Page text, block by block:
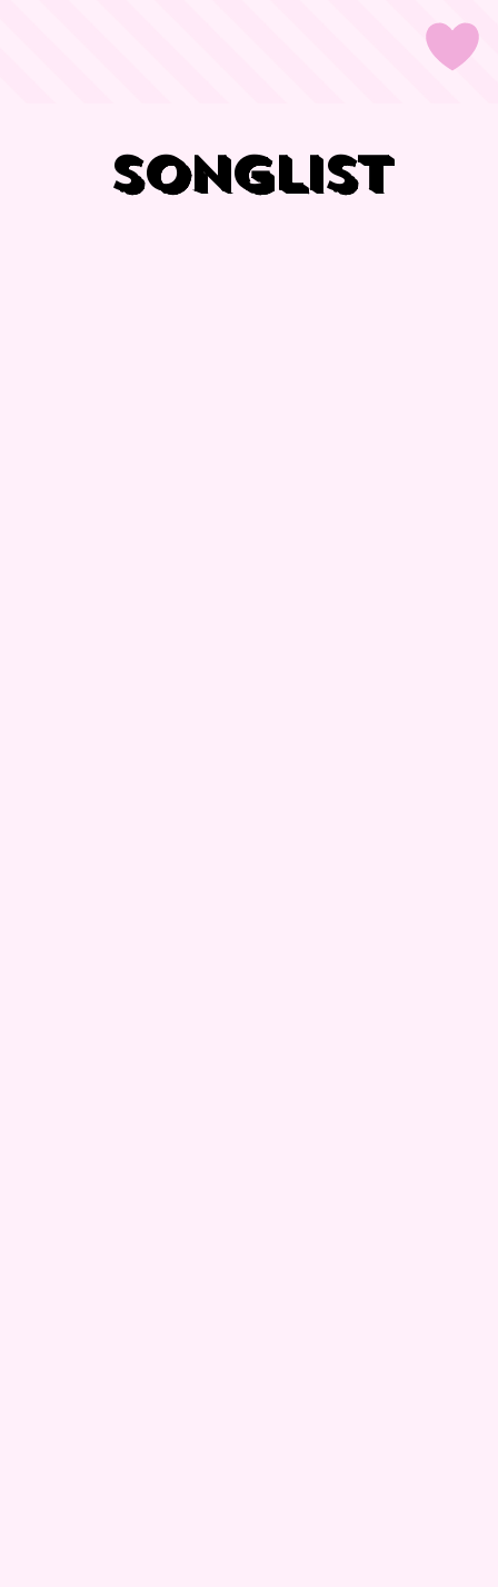
SongList
SongList